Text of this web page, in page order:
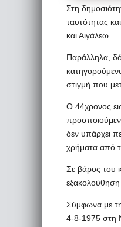
Στη
ταυτότητας
και Αιγάλεω.
Παράλληλα,
στιγμή που
Ο 44χρονος
δεν υπάρχει
χρήματα από
Σε βάρος του
Σύμφωνα με
4-8-1975 στη